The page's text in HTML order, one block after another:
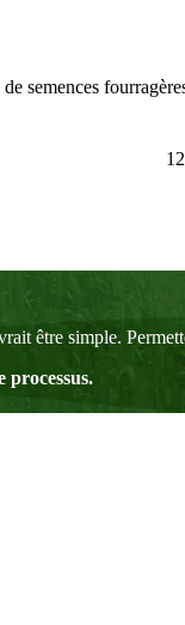
semences
1 2
être simple.
processus.